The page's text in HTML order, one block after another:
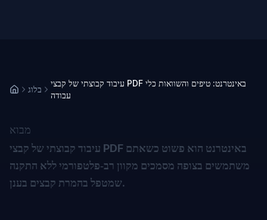
בלוג
עיבוד קבוצתי של קבצי PDF באינטרנט: טיפים והשוואות כלי
עבודה
מבוא
עיבוד קבוצתי של קבצי PDF באינטרנט הוא פשוט כשאתם
משתמשים בצופה מסמכים מקוון רב‑פלטפורמי ללא התקנה
שמטפל בהמרת קבצים בענן.